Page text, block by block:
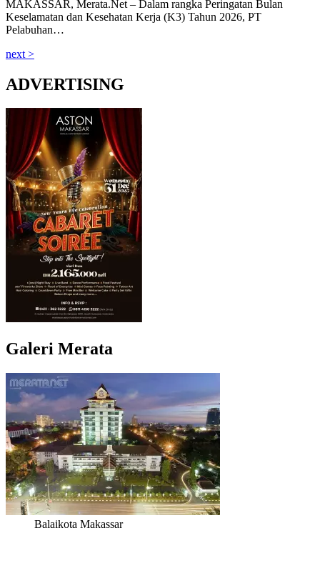
MAKASSAR, Merata.Net – Dalam rangka Peringatan Bulan
Keselamatan dan Kesehatan Kerja (K3) Tahun 2026, PT
Pelabuhan…
next >
ADVERTISING
Galeri Merata
Balaikota Makassar